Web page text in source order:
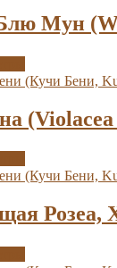
Мун
(Violacea